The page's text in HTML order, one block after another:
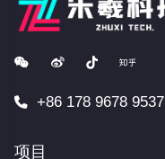
+86 178 9678 9537
项目